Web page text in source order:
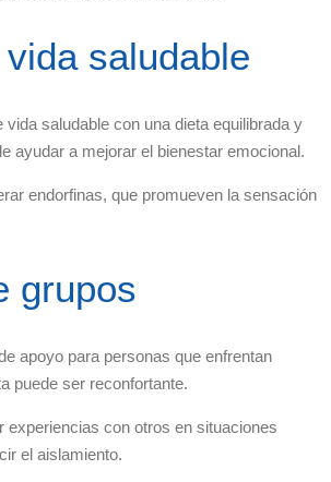
saludable
vida saludable con una dieta equilibrada y
ayudar a mejorar el bienestar emocional.
endorfinas, que promueven la sensación
grupos
apoyo para personas que enfrentan
puede ser reconfortante.
experiencias con otros en situaciones
el aislamiento.